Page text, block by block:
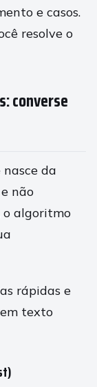
e casos.
resolve o
converse
nasce da
não
o algoritmo
rápidas e
texto